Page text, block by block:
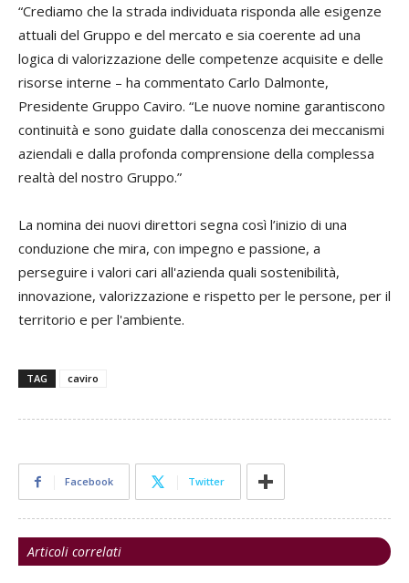
“Crediamo che la strada individuata risponda alle esigenze
attuali del Gruppo e del mercato e sia coerente ad una
logica di valorizzazione delle competenze acquisite e delle
risorse interne – ha commentato Carlo Dalmonte,
Presidente Gruppo Caviro. “Le nuove nomine garantiscono
continuità e sono guidate dalla conoscenza dei meccanismi
aziendali e dalla profonda comprensione della complessa
realtà del nostro Gruppo.”
La nomina dei nuovi direttori segna così l’inizio di una
conduzione che mira, con impegno e passione, a
perseguire i valori cari all'azienda quali sostenibilità,
innovazione, valorizzazione e rispetto per le persone, per il
territorio e per l'ambiente.
TAG caviro
Facebook Twitter
Articoli correlati